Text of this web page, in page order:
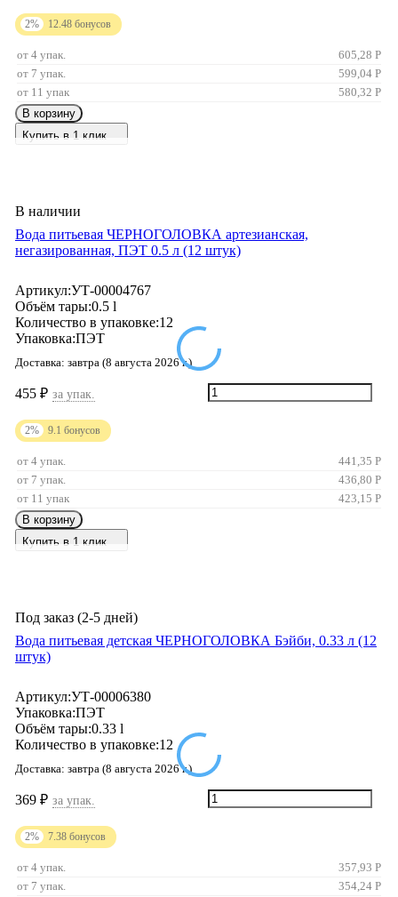
2% 12.48 бонусов
от 4 упак. 605,28 Р
от 7 упак.
599,04 Р
от 11 упак
580,32 Р
В корзину
Купить в 1 клик
В наличии
Вода питьевая ЧЕРНОГОЛОВКА артезианская,
негазированная, ПЭТ 0.5 л (12 штук)
Артикул:УТ-00004767
Объём тары:0.5 l
Количество в упаковке:12
Упаковка:ПЭТ
Доставка: завтра (8 августа 2026 г.)
455 ₽ за упак.
2% 9.1 бонусов
от 4 упак. 441,35 Р
от 7 упак.
436,80 Р
от 11 упак
423,15 Р
В корзину
Купить в 1 клик
Под заказ (2-5 дней)
Вода питьевая детская ЧЕРНОГОЛОВКА Бэйби, 0.33 л (12
штук)
Артикул:УТ-00006380
Упаковка:ПЭТ
Объём тары:0.33 l
Количество в упаковке:12
Доставка: завтра (8 августа 2026 г.)
369 ₽ за упак.
2% 7.38 бонусов
от 4 упак. 357,93 Р
от 7 упак.
354,24 Р